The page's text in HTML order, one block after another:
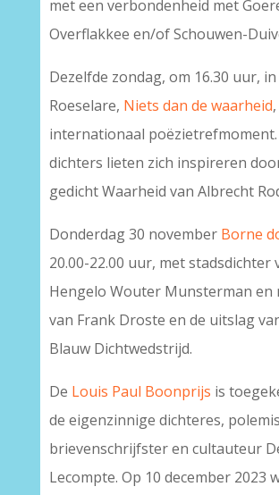
met een verbondenheid met
Overflakkee en/of Schouwen-
Dezelfde zondag, om 16.30 uur, in
Roeselare, Niets dan de waarheid
internationaal poëzietrefmoment.
dichters lieten zich inspireren
gedicht Waarheid van Albrecht
Donderdag 30 november Borne
20.00-22.00 uur, met stadsdichter
Hengelo Wouter Munsterman en
van Frank Droste en de uitslag
Blauw Dichtwedstrijd.
De Louis Paul Boonprijs is
de eigenzinnige dichteres,
brievenschrijfster en cultauteur
Lecompte. Op 10 december 2023